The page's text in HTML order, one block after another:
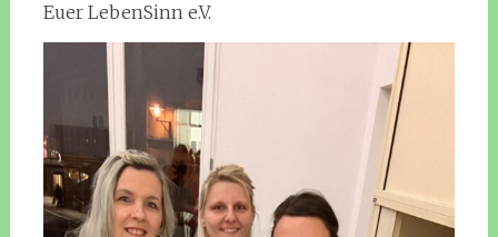
Euer LebenSinn e.V.